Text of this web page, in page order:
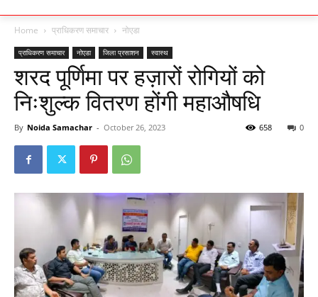
Home प्राधिकरण समाचार नोएडा
प्राधिकरण समाचार नोएडा जिला प्रसाशन स्वास्थ
शरद पूर्णिमा पर हज़ारों रोगियों को
निःशुल्क वितरण होंगी महाऔषधि
By Noida Samachar - October 26, 2023 0
658